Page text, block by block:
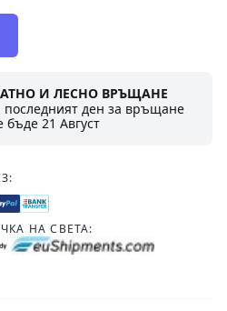
И ЛЕСНО ВРЪЩАНЕ
последният ден за връщане
бъде21 Август
НА СВЕТА: